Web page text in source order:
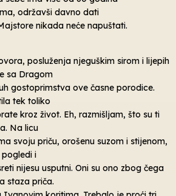
održavši davno dati
nikada neće napuštati.
posluženja njeguškim sirom i lijepih
sa Dragom
gostoprimstva ove časne porodice.
tek toliko
kroz život. Eh, razmišljam, što su ti
Na licu
svoju priču, orošenu suzom i stijenom,
i
nijesu usputni. Oni su ono zbog čega
staza priča.